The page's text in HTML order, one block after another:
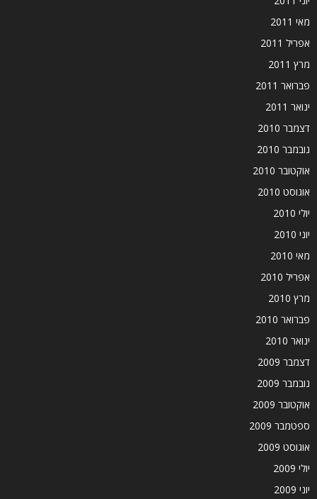
מאי 2011
אפריל 2011
מרץ 2011
פברואר 2011
ינואר 2011
דצמבר 2010
נובמבר 2010
אוקטובר 2010
אוגוסט 2010
יולי 2010
יוני 2010
מאי 2010
אפריל 2010
מרץ 2010
פברואר 2010
ינואר 2010
דצמבר 2009
נובמבר 2009
אוקטובר 2009
ספטמבר 2009
אוגוסט 2009
יולי 2009
יוני 2009